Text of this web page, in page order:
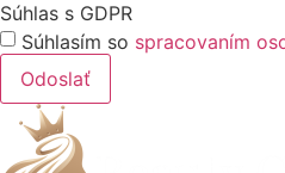
Súhlas s GDPR
Súhlasím so spracovaním
Odoslať